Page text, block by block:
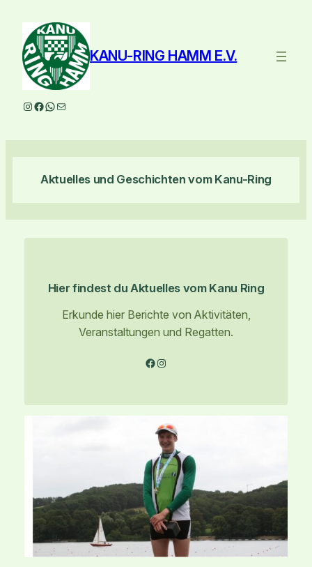
springen
KANU-RING HAMM E.V.
Instagram
Facebook
WhatsApp
E-Mail
Aktuelles und Geschichten vom Kanu-Ring
Hier findest du Aktuelles vom Kanu Ring
Erkunde hier Berichte von Aktivitäten,
Veranstaltungen und Regatten.
Facebook Instagram